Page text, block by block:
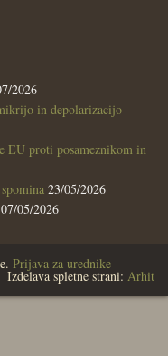
2026
in depolarizacijo
EU proti posameznikom in
23/05/2026
07/05/2026
Prijava za urednike
Izdelava spletne strani: Arhit